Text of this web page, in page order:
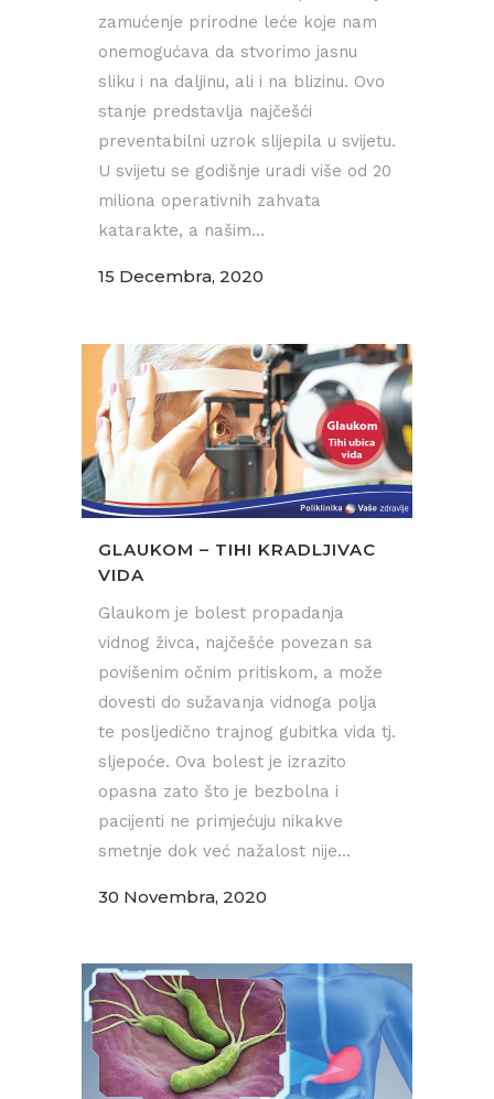
zamućenje prirodne leće koje nam
onemogućava da stvorimo jasnu
sliku i na daljinu, ali i na blizinu. Ovo
stanje predstavlja najčešći
preventabilni uzrok slijepila u svijetu.
U svijetu se godišnje uradi više od 20
miliona operativnih zahvata
katarakte, a našim...
15 Decembra, 2020
GLAUKOM – TIHI KRADLJIVAC
VIDA
Glaukom je bolest propadanja
vidnog živca, najčešće povezan sa
povišenim očnim pritiskom, a može
dovesti do sužavanja vidnoga polja
te posljedično trajnog gubitka vida tj.
sljepoće. Ova bolest je izrazito
opasna zato što je bezbolna i
pacijenti ne primjećuju nikakve
smetnje dok već nažalost nije...
30 Novembra, 2020